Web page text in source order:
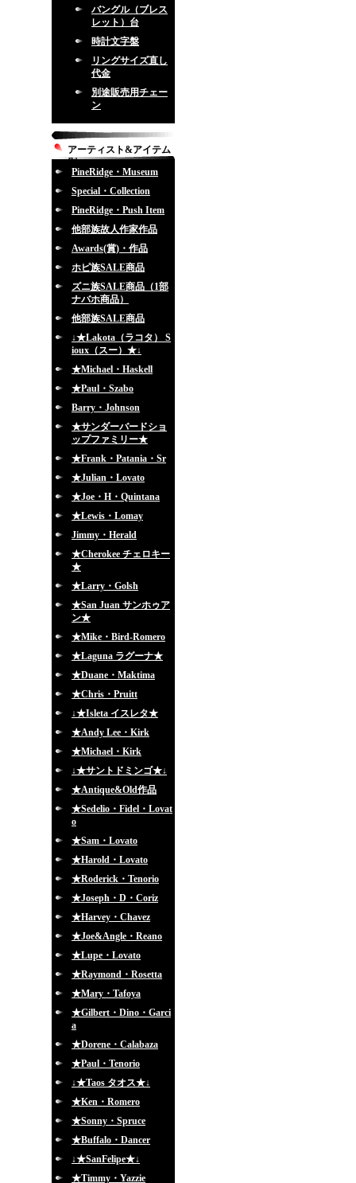
バングル（ブレス
レット）台
時計文字盤
リングサイズ直し
代金
別途販売用チェー
ン
アーティスト&アイテム
別
PineRidge・Museum
Special・Collection
PineRidge・Push Item
他部族故人作家作品
Awards(賞)・作品
ホピ族SALE商品
ズニ族SALE商品（1部
ナバホ商品）
他部族SALE商品
↓★Lakota（ラコタ） S
ioux（スー）★↓
★Michael・Haskell
★Paul・Szabo
Barry・Johnson
★サンダーバードショ
ップファミリー★
★Frank・Patania・Sr
★Julian・Lovato
★Joe・H・Quintana
★Lewis・Lomay
Jimmy・Herald
★Cherokee チェロキー
★
★Larry・Golsh
★San Juan サンホゥア
ン★
★Mike・Bird-Romero
★Laguna ラグーナ★
★Duane・Maktima
★Chris・Pruitt
↓★Isleta イスレタ★
★Andy Lee・Kirk
★Michael・Kirk
↓★サントドミンゴ★↓
★Antique&Old作品
★Sedelio・Fidel・Lovat
o
★Sam・Lovato
★Harold・Lovato
★Roderick・Tenorio
★Joseph・D・Coriz
★Harvey・Chavez
★Joe&Angle・Reano
★Lupe・Lovato
★Raymond・Rosetta
★Mary・Tafoya
★Gilbert・Dino・Garci
a
★Dorene・Calabaza
★Paul・Tenorio
↓★Taos タオス★↓
★Ken・Romero
★Sonny・Spruce
★Buffalo・Dancer
↓★SanFelipe★↓
★Timmy・Yazzie